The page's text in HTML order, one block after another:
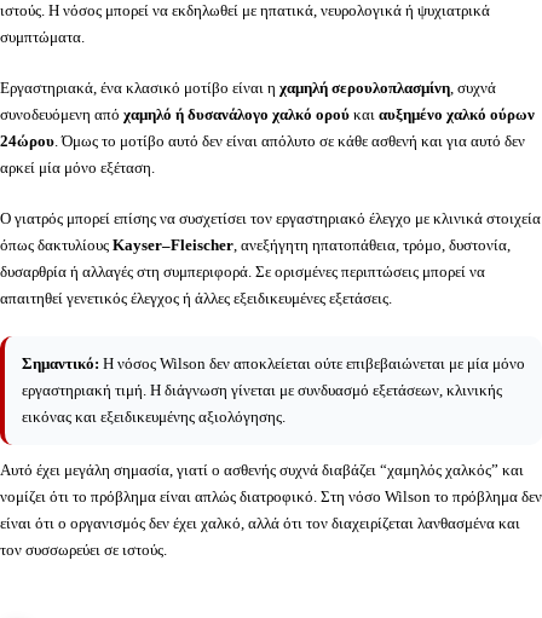
ιστούς. Η νόσος μπορεί να εκδηλωθεί με ηπατικά, νευρολογικά ή ψυχιατρικά
συμπτώματα.
Εργαστηριακά, ένα κλασικό μοτίβο είναι η χαμηλή σερουλοπλασμίνη, συχνά
συνοδευόμενη από χαμηλό ή δυσανάλογο χαλκό ορού και αυξημένο χαλκό ούρων
24ώρου. Όμως το μοτίβο αυτό δεν είναι απόλυτο σε κάθε ασθενή και για αυτό δεν
αρκεί μία μόνο εξέταση.
Ο γιατρός μπορεί επίσης να συσχετίσει τον εργαστηριακό έλεγχο με κλινικά στοιχεία
όπως δακτυλίους Kayser–Fleischer, ανεξήγητη ηπατοπάθεια, τρόμο, δυστονία,
δυσαρθρία ή αλλαγές στη συμπεριφορά. Σε ορισμένες περιπτώσεις μπορεί να
απαιτηθεί γενετικός έλεγχος ή άλλες εξειδικευμένες εξετάσεις.
Σημαντικό: Η νόσος Wilson δεν αποκλείεται ούτε επιβεβαιώνεται με μία μόνο
εργαστηριακή τιμή. Η διάγνωση γίνεται με συνδυασμό εξετάσεων, κλινικής
εικόνας και εξειδικευμένης αξιολόγησης.
Αυτό έχει μεγάλη σημασία, γιατί ο ασθενής συχνά διαβάζει “χαμηλός χαλκός” και
νομίζει ότι το πρόβλημα είναι απλώς διατροφικό. Στη νόσο Wilson το πρόβλημα δεν
είναι ότι ο οργανισμός δεν έχει χαλκό, αλλά ότι τον διαχειρίζεται λανθασμένα και
τον συσσωρεύει σε ιστούς.